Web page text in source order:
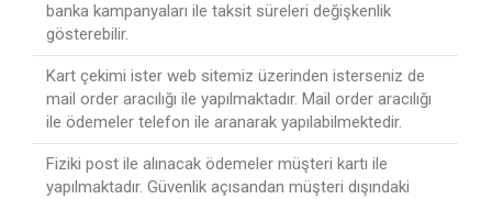
banka kampanyaları ile taksit süreleri değişkenlik
gösterebilir.
Kart çekimi ister web sitemiz üzerinden isterseniz de
mail order aracılığı ile yapılmaktadır. Mail order aracılığı
ile ödemeler telefon ile aranarak yapılabilmektedir.
Fiziki post ile alınacak ödemeler müşteri kartı ile
yapılmaktadır. Güvenlik açısandan müşteri dışındaki